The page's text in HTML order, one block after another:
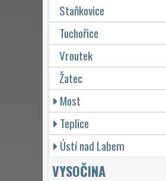
Staňkovice
Tuchořice
Vroutek
Žatec
Most
Teplice
Ústí nad Labem
VYSOČINA